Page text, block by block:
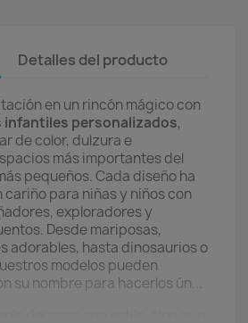
Detalles del producto
en un rincón mágico con
infantiles personalizados,
de color, dulzura e
más importantes del
pequeños. Cada diseño ha
para niñas y niños con
exploradores y
Desde mariposas,
adorables, hasta dinosaurios o
modelos pueden
su nombre para hacerlos ún...